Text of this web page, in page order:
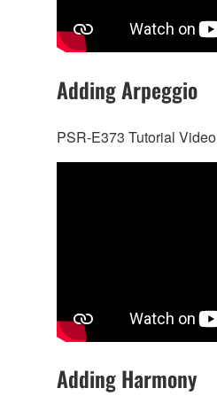
Adding Arpeggio
PSR-E373 Tutorial Video
Adding Harmony